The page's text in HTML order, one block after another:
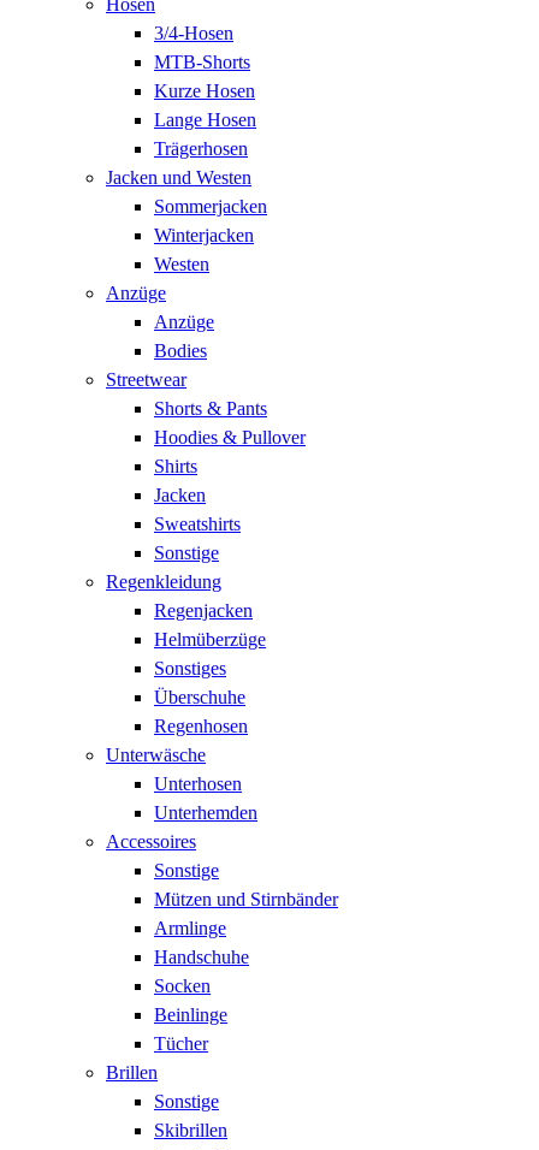
3/4-Hosen
MTB-Shorts
Kurze Hosen
Lange Hosen
Trägerhosen
Jacken und Westen
Sommerjacken
Winterjacken
Westen
Anzüge
Anzüge
Bodies
Streetwear
Shorts & Pants
Hoodies & Pullover
Shirts
Jacken
Sweatshirts
Sonstige
Regenkleidung
Regenjacken
Helmüberzüge
Sonstiges
Überschuhe
Regenhosen
Unterwäsche
Unterhosen
Unterhemden
Accessoires
Sonstige
Mützen und Stirnbänder
Armlinge
Handschuhe
Socken
Beinlinge
Tücher
Brillen
Sonstige
Skibrillen